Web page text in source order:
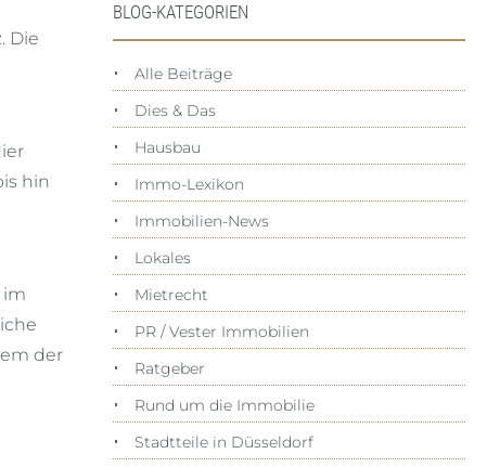
Die
hin
im
der
BLOG-KATEGORIEN
Alle Beiträge
Dies & Das
Hausbau
Immo-Lexikon
Immobilien-News
Lokales
Mietrecht
PR / Vester Immobilien
Ratgeber
Rund um die Immobilie
Stadtteile in Düsseldorf